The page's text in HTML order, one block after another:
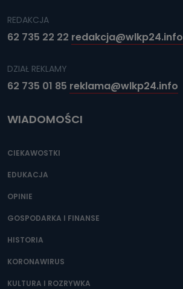
REDAKCJA
62 735 22 22 redakcja@wlkp24.info
DZIAŁ REKLAMY
62 735 01 85 reklama@wlkp24.info
WIADOMOŚCI
CIEKAWOSTKI
EDUKACJA
OPINIE
GOSPODARKA I FINANSE
HISTORIA
KORONAWIRUS
KULTURA I ROZRYWKA